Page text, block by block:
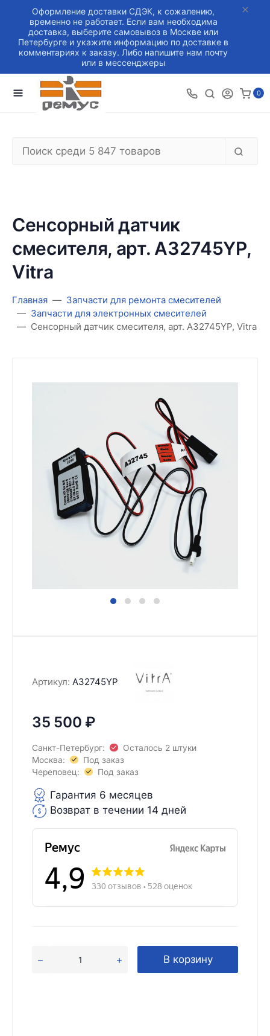
Оформление доставки СДЭК, к сожалению,
временно не работает. Если вам необходима
доставка, выберите самовывоз в Москве или
Петербурге и укажите информацию по доставке в
комментариях к заказу. Либо напишите нам почту
или в мессенджеры
0
Сенсорный датчик
смесителя, арт. A32745YP,
Vitra
Главная
Запчасти для ремонта смесителей
Запчасти для электронных смесителей
Сенсорный датчик смесителя, арт. A32745YP, Vitra
Артикул: A32745YP
35 500 ₽
Санкт-Петербург:
Осталось 2 штуки
Москва:
Под заказ
Череповец:
Под заказ
Гарантия 6 месяцев
Возврат в течении 14 дней
В корзину